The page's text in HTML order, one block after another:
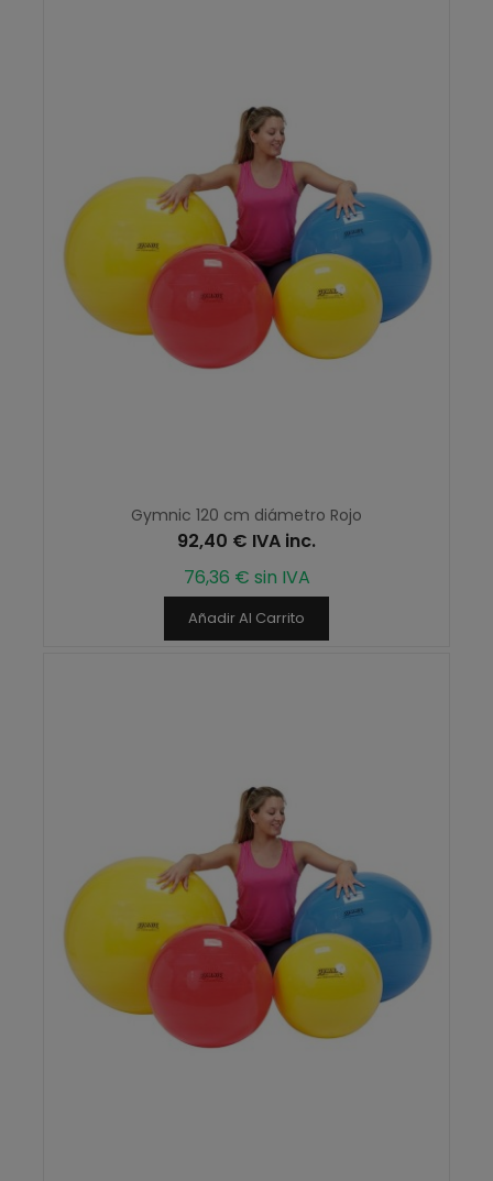
Gymnic 120 cm diámetro Rojo
92,40 € IVA inc.
76,36 € sin IVA
Añadir Al Carrito